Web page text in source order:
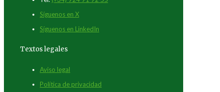
Síguenos en X
Síguenos en LinkedIn
Textos legales
Aviso legal
Política de privacidad